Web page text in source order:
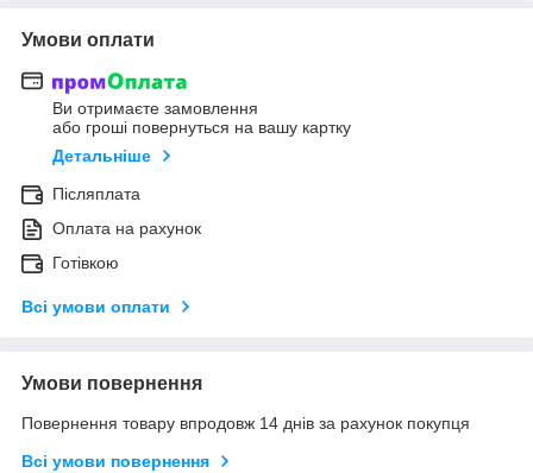
Умови оплати
Ви отримаєте замовлення
або гроші повернуться на вашу картку
Детальніше
Післяплата
Оплата на рахунок
Готівкою
Всі умови оплати
Умови повернення
Повернення товару впродовж 14 днів за рахунок покупця
Всі умови повернення